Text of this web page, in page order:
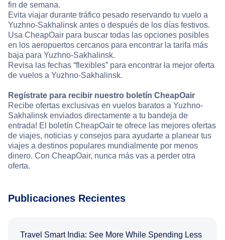
fin de semana.
Evita viajar durante tráfico pesado reservando tu vuelo a
Yuzhno-Sakhalinsk antes o después de los días festivos.
Usa CheapOair para buscar todas las opciones posibles
en los aeropuertos cercanos para encontrar la tarifa más
baja para Yuzhno-Sakhalinsk.
Revisa las fechas “flexibles” para encontrar la mejor oferta
de vuelos a Yuzhno-Sakhalinsk.
Regístrate para recibir nuestro boletín CheapOair
Recibe ofertas exclusivas en vuelos baratos a Yuzhno-
Sakhalinsk enviados directamente a tu bandeja de
entrada! El boletín CheapOair te ofrece las mejores ofertas
de viajes, noticias y consejos para ayudarte a planear tus
viajes a destinos populares mundialmente por menos
dinero. Con CheapOair, nunca más vas a perder otra
oferta.
Publicaciones Recientes
Travel Smart India: See More While Spending Less